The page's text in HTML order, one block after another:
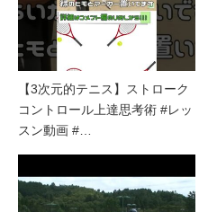
【3次元的テニス】ストローク
コントロール上達思考術 #レッ
スン動画 #…